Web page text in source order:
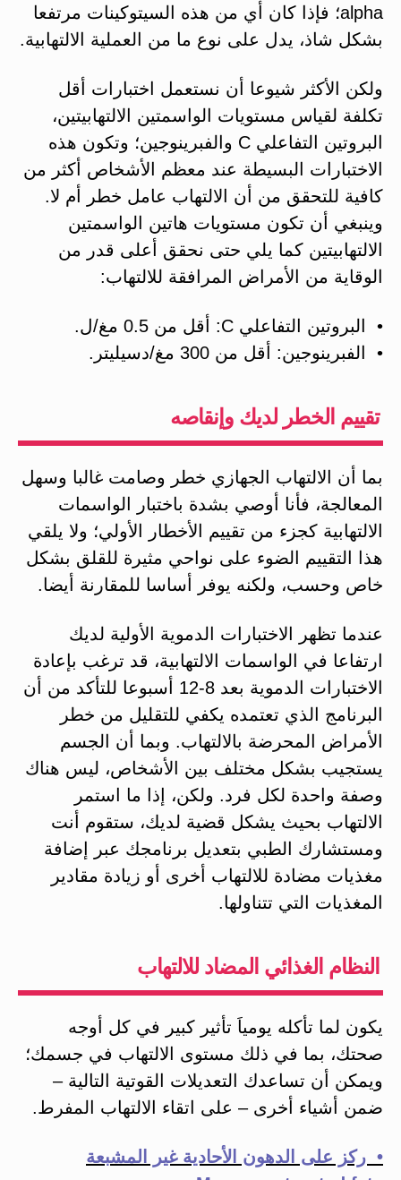
alpha؛ فإذا كان أي من هذه السيتوكينات مرتفعا
بشكل شاذ، يدل على نوع ما من العملية الالتهابية.
ولكن الأكثر شيوعا أن نستعمل اختبارات أقل
تكلفة لقياس مستويات الواسمتين الالتهابيتين،
البروتين التفاعلي C والفبرينوجين؛ وتكون هذه
الاختبارات البسيطة عند معظم الأشخاص أكثر من
كافية للتحقق من أن الالتهاب عامل خطر أم لا.
وينبغي أن تكون مستويات هاتين الواسمتين
الالتهابيتين كما يلي حتى نحقق أعلى قدر من
الوقاية من الأمراض المرافقة للالتهاب:
• البروتين التفاعلي C: أقل من 0.5 مغ/ل.
• الفبرينوجين: أقل من 300 مغ/دسيليتر.
تقييم الخطر لديك وإنقاصه
بما أن الالتهاب الجهازي خطر وصامت غالبا وسهل
المعالجة، فأنا أوصي بشدة باختبار الواسمات
الالتهابية كجزء من تقييم الأخطار الأولي؛ ولا يلقي
هذا التقييم الضوء على نواحي مثيرة للقلق بشكل
خاص وحسب، ولكنه يوفر أساسا للمقارنة أيضا.
عندما تظهر الاختبارات الدموية الأولية لديك
ارتفاعا في الواسمات الالتهابية، قد ترغب بإعادة
الاختبارات الدموية بعد 8-12 أسبوعا للتأكد من أن
البرنامج الذي تعتمده يكفي للتقليل من خطر
الأمراض المحرضة بالالتهاب. وبما أن الجسم
يستجيب بشكل مختلف بين الأشخاص، ليس هناك
وصفة واحدة لكل فرد. ولكن، إذا ما استمر
الالتهاب بحيث يشكل قضية لديك، ستقوم أنت
ومستشارك الطبي بتعديل برنامجك عبر إضافة
مغذيات مضادة للالتهاب أخرى أو زيادة مقادير
المغذيات التي تتناولها.
النظام الغذائي المضاد للالتهاب
يكون لما تأكله يومياَ تأثير كبير في كل أوجه
صحتك، بما في ذلك مستوى الالتهاب في جسمك؛
ويمكن أن تساعدك التعديلات القوتية التالية –
ضمن أشياء أخرى – على اتقاء الالتهاب المفرط.
• ركز على الدهون الأحادية غير المشبعة